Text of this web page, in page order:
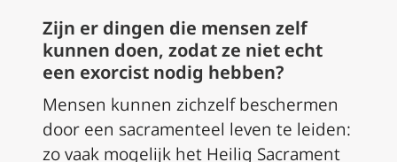
Zijn er dingen die mensen zelf
kunnen doen, zodat ze niet echt
een exorcist nodig hebben?
Mensen kunnen zichzelf beschermen
door een sacramenteel leven te leiden:
zo vaak mogelijk het Heilig Sacrament